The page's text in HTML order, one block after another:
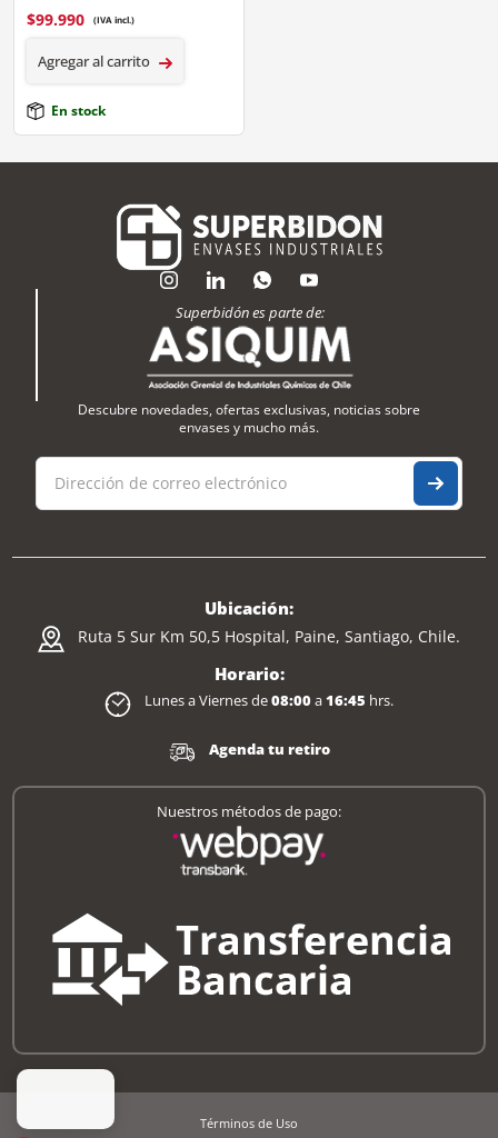
$99.990 (IVA incl.)
Agregar al carrito
En stock
Superbidón es parte de:
Descubre novedades, ofertas exclusivas, noticias sobre
envases y mucho más.
Ubicación:
Ruta 5 Sur Km 50,5 Hospital, Paine, Santiago, Chile.
Horario:
Lunes a Viernes de08:00a16:45 hrs.
Agenda tu retiro
Nuestros métodos de pago:
Términos de Uso